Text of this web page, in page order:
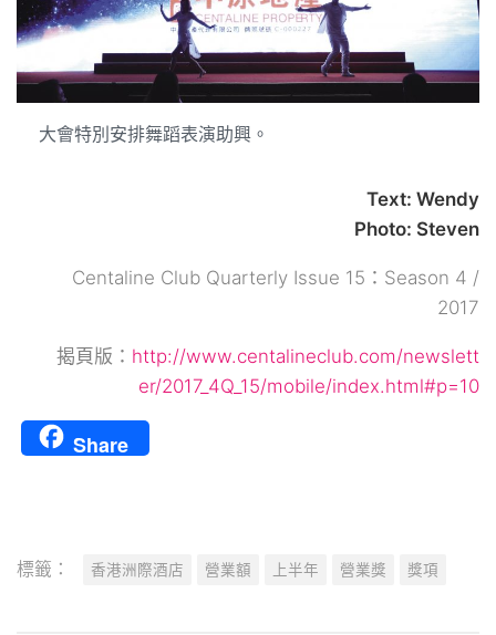
大會特別安排舞蹈表演助興。
Text: Wendy
Photo: Steven
Centaline Club Quarterly Issue 15：Season 4 /
2017
揭頁版： http://www.centalineclub.com/newslett
er/2017_4Q_15/mobile/index.html#p=10
Share
標籤： 香港洲際酒店 營業額 上半年 營業獎 獎項